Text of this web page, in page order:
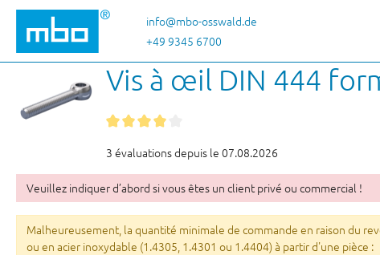
au contenu principal
Passer à la recherche
Passer à la navigation principaleinfo@mbo-osswald.de
+49 9345 6700
Vis à œil DIN 444
3 évaluations depuis le 07.08.2026
Veuillez indiquer d’abord si vous êtes un client privé ou commercial !
Malheureusement, la quantité minimale de commande en raison du
ou en acier inoxydable (1.4305, 1.4301 ou 1.4404) à partir d'une pièce :